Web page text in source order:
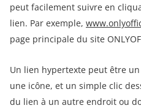
peut facilement suivre en
lien. Par exemple,
page principale du site
Un lien hypertexte peut être
une icône, et un simple clic
du lien à un autre endroit ou